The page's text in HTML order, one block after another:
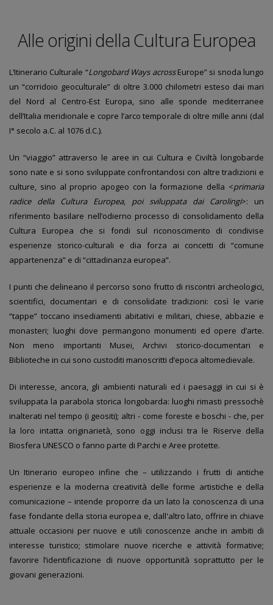
Alle origini della Cultura Europea
L’Itinerario Culturale “Longobard Ways acrossEurope” si snoda lungo
un “corridoio geoculturale” di oltre 3.000 chilometri esteso dai mari
del Nord al Centro-Est Europa, sino alle sponde mediterranee
dell’Italia meridionale e copre l’arco temporale di oltre mille anni (dal
I° secolo a.C. al 1076 d.C.).
Un “viaggio” attraverso le aree in cui Cultura e Civiltà longobarde
sono nate e si sono sviluppate confrontandosi con altre tradizioni e
culture, sino al proprio apogeo con la formazione della <primaria
radice della Cultura Europea, poi sviluppata dai Carolingi>: un
riferimento basilare nell’odierno processo di consolidamento della
Cultura Europea che si fondi sul riconoscimento di condivise
esperienze storico-culturali e dia forza ai concetti di “comune
appartenenza” e di “cittadinanza europea”.
I punti che delineano il percorso sono frutto di riscontri archeologici,
scientifici, documentari e di consolidate tradizioni: così le varie
“tappe” toccano insediamenti abitativi e militari, chiese, abbazie e
monasteri; luoghi dove permangono monumenti ed opere d’arte.
Non meno importanti Musei, Archivi storico-documentari e
Biblioteche in cui sono custoditi manoscritti d’epoca altomedievale.
Di interesse, ancora, gli ambienti naturali ed i paesaggi in cui si è
sviluppata la parabola storica longobarda: luoghi rimasti pressochè
inalterati nel tempo (i geositi); altri - come foreste e boschi - che, per
la loro intatta originarietà, sono oggi inclusi tra le Riserve della
Biosfera UNESCO o fanno parte di Parchi e Aree protette.
Un Itinerario europeo infine che – utilizzando i frutti di antiche
esperienze e la moderna creatività delle forme artistiche e della
comunicazione – intende proporre da un lato la conoscenza di una
fase fondante della storia europea e, dall'altro lato, offrire in chiave
attuale occasioni per nuove e utili conoscenze anche in ambiti di
interesse turistico; stimolare nuove ricerche e attività formative;
favorire l’identificazione di nuove opportunità soprattutto per le
giovani generazioni.